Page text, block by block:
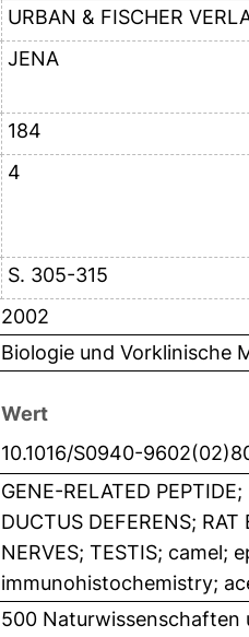
URBAN & FISCHER
JENA
184
4
S. 305-315
2002
Biologie und Vorklinische
Wert
10.1016/S0940-
GENE-RELATED
DUCTUS DEFERENS;
NERVES; TESTIS; camel;
immunohistochemistry;
500 Naturwissenschaften